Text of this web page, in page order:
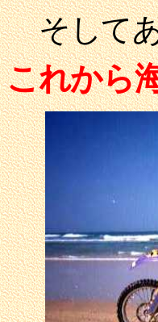
そして
これから